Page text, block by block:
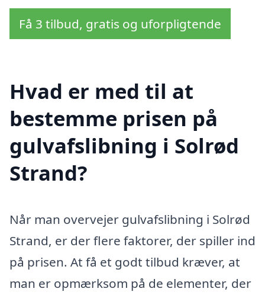
Få 3 tilbud, gratis og uforpligtende
Hvad er med til at
bestemme prisen på
gulvafslibning i Solrød
Strand?
Når man overvejer gulvafslibning i Solrød
Strand, er der flere faktorer, der spiller ind
på prisen. At få et godt tilbud kræver, at
man er opmærksom på de elementer, der